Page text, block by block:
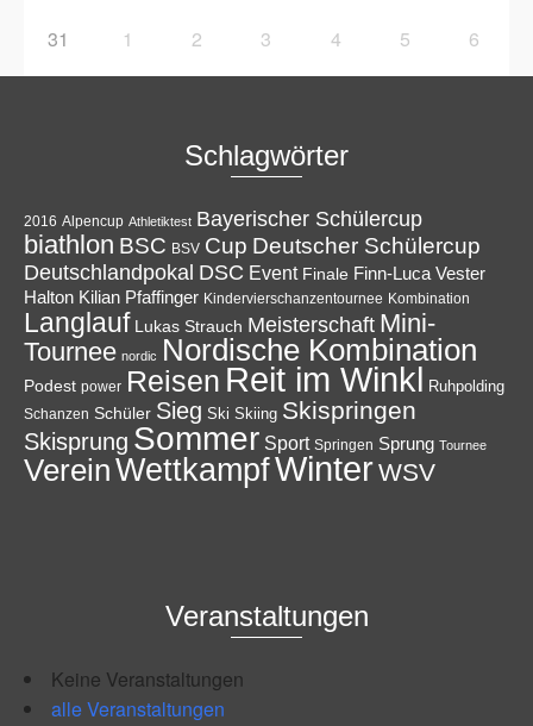
31 1 2 3 4 5 6
Schlagwörter
2016 Alpencup Athletiktest Bayerischer Schülercup
biathlon BSC BSV Cup Deutscher Schülercup
Deutschlandpokal DSC Event Finale Finn-Luca Vester
Halton Kilian Pfaffinger Kindervierschanzentournee Kombination
Langlauf Lukas Strauch Meisterschaft Mini-
Tournee nordic Nordische Kombination
Podest power Reisen Reit im Winkl Ruhpolding
Schanzen Schüler Sieg Ski Skiing Skispringen
Skisprung Sommer Sport Springen Sprung Tournee
VereinWettkampfWinterWSV
Veranstaltungen
Keine Veranstaltungen
alle Veranstaltungen